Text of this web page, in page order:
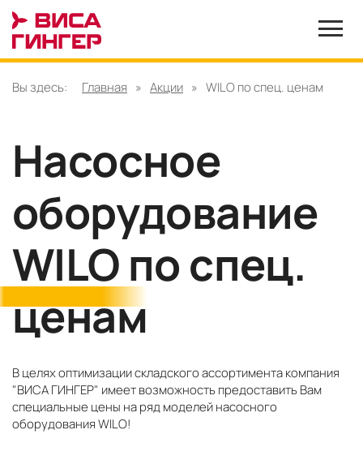
Вы здесь: Главная » Акции » WILO по спец. ценам
Насосное
оборудование
WILO по спец.
ценам
В целях оптимизации складского ассортимента компания
"ВИСА ГИНГЕР" имеет возможность предоставить Вам
специальные цены на ряд моделей насосного
оборудования WILO!